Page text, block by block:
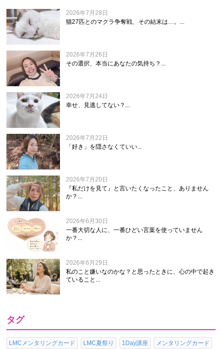
2026年7月28日
猫27匹とのマクラ争奪戦、その結末は…。...
2026年7月26日
その選択、本当にあなたの気持ち？...
2026年7月24日
幸せ、見逃してない？...
2026年7月22日
「好き」を隠さなくていい...
2026年7月20日
『私だけを見て』と言いたくなったこと、ありません
か？...
2026年6月30日
一番大切な人に、一番ひどい言葉を使っていません
か？...
2026年6月29日
私のこと嫌いなのかな？と思ったときに、心の中で起き
ていること...
タグ
LMCメンタリングカード LMC夏祭り 1Day講座
メンタリングカード